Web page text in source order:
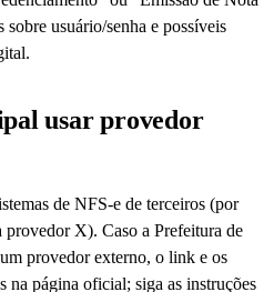
usuário/senha e possíveis
usar provedor
de NFS-e de terceiros (por
X). Caso a Prefeitura de
provedor externo, o link e os
na página oficial; siga as instruções